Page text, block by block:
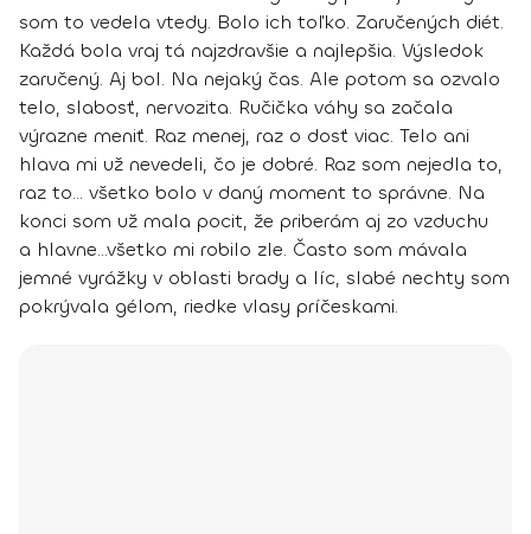
som to vedela vtedy. Bolo ich toľko. Zaručených diét.
Každá bola vraj tá najzdravšie a najlepšia. Výsledok
zaručený. Aj bol. Na nejaký čas. Ale potom sa ozvalo
telo, slabosť, nervozita. Ručička váhy sa začala
výrazne meniť. Raz menej, raz o dosť viac. Telo ani
hlava mi už nevedeli, čo je dobré. Raz som nejedla to,
raz to... všetko bolo v daný moment to správne. Na
konci som už mala pocit, že priberám aj zo vzduchu
a hlavne...všetko mi robilo zle. Často som mávala
jemné vyrážky v oblasti brady a líc, slabé nechty som
pokrývala gélom, riedke vlasy príčeskami.